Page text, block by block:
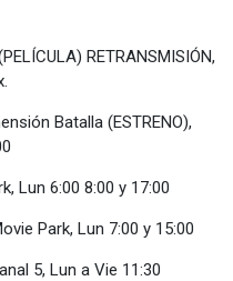
RETRANSMISIÓN,
Batalla (ESTRENO),
Lun 6:00 8:00 y 17:00
Park, Lun 7:00 y 15:00
5, Lun a Vie 11:30